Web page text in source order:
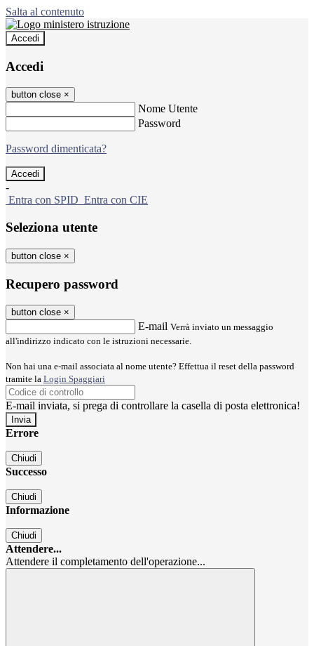
Salta al contenuto
Accedi
Accedi
button close ×
Nome Utente
Password
Password dimenticata?
-
Entra con SPID Entra con CIE
Seleziona utente
button close ×
Recupero password
button close ×
E-mail Verrà inviato un messaggio
all'indirizzo indicato con le istruzioni necessarie.
Non hai una e-mail associata al nome utente? Effettua il reset della password
tramite la Login Spaggiari
E-mail inviata, si prega di controllare la casella di posta elettronica!
Errore
Chiudi
Successo
Chiudi
Informazione
Chiudi
Attendere...
Attendere il completamento dell'operazione...